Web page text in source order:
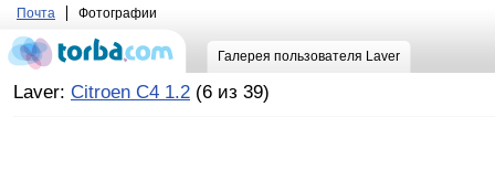
Почта Фотографии
Галерея пользователя Laver
Laver: Citroen C4 1.2 (6 из 39)